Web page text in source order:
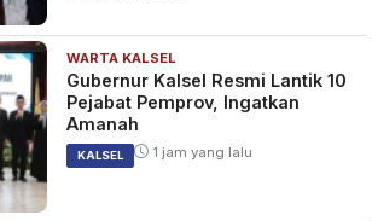
WARTA KALSEL
Gubernur Kalsel Resmi Lantik 10
Pejabat Pemprov, Ingatkan
Amanah
KALSEL 1 jam yang lalu